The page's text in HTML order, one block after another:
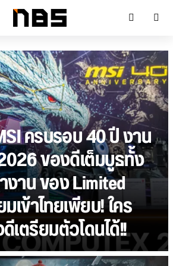
ครบรอบ 40 ปี งาน
ของดีเต็มบูธทั้ง
งาน ของ Limited
เข้าไทยเพียบ! ใคร
เตรียมตัวโดนได้!!